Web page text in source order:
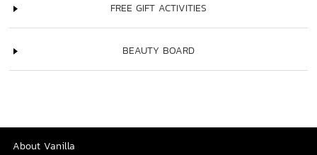
FREE GIFT ACTIVITIES
BEAUTY BOARD
About Vanilla